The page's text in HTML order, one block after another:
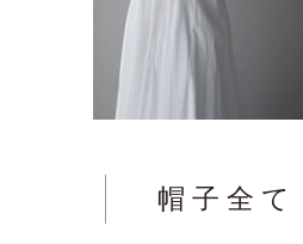
帽 子 全 て